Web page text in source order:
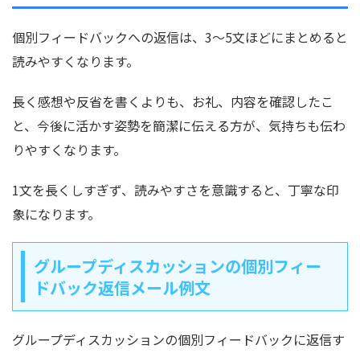
個別フィードバックへの返信は、3〜5文ほどにまとめると
読みやすくなります。
長く感想や反省を書くよりも、お礼、内容を確認したこ
と、今後に活かす姿勢を簡潔に伝える方が、気持ちも伝わ
りやすくなります。
1文を長くしすぎず、読みやすさを意識すると、丁寧な印
象になります。
グループディスカッションの個別フィー
ドバック返信メール例文
グループディスカッションの個別フィードバックに返信す